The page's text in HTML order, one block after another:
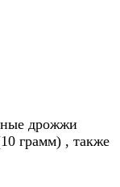
дрожжи
грамм) , также